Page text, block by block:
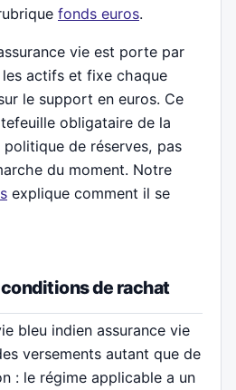
fonds euros.
vie est porte par
actifs et fixe chaque
le support en euros. Ce
obligataire de la
de réserves, pas
du moment. Notre
explique comment il se
de rachat
bleu indien assurance vie
versements autant que de
: le régime applicable a un